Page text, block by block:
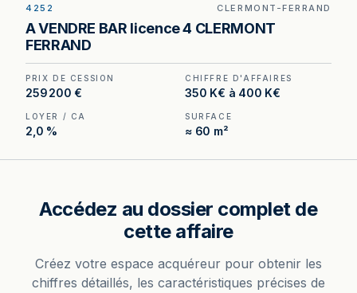
Bar Licence IV avec petite restauration à vendre
à Clermont-Ferrand, au prix de 280 800 €.
(Honoraires à la charge de l'acquéreur : 20 800
€).
4252 CLERMONT-FERRAND
A VENDRE BAR licence 4 CLERMONT
FERRAND
PRIX DE CESSION
259 200 €
CHIFFRE D'AFFAIRES
350 K€ à 400 K€
LOYER / CA
2,0 %
SURFACE
≈ 60 m²
Accédez au dossier complet de
cette affaire
Créez votre espace acquéreur pour obtenir les
chiffres détaillés, les caractéristiques précises de